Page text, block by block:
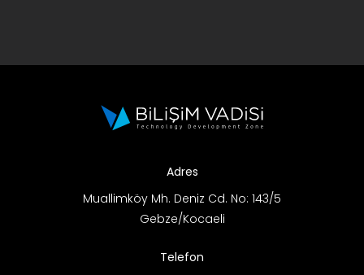
Adres
Muallimköy Mh. Deniz Cd. No: 143/5
Gebze/Kocaeli
Telefon